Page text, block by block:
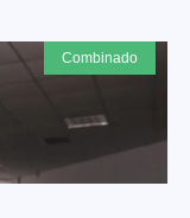
combinado